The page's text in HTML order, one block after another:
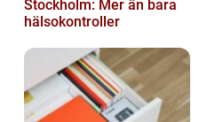
Stockholm: Mer än bara
hälsokontroller